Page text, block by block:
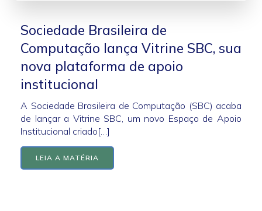
Sociedade Brasileira de
Computação lança Vitrine SBC, sua
nova plataforma de apoio
institucional
A Sociedade Brasileira de Computação (SBC) acaba
de lançar a Vitrine SBC, um novo Espaço de Apoio
Institucional criado[…]
LEIA A MATÉRIA